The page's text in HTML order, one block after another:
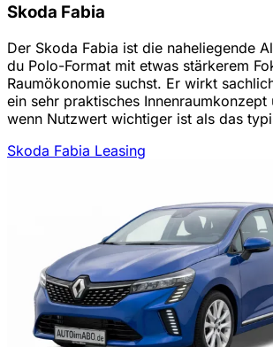
Skoda Fabia
Der Skoda Fabia ist die naheliegende
du Polo-Format mit etwas stärkerem
Raumökonomie suchst. Er wirkt
ein sehr praktisches Innenraumkonzept
wenn Nutzwert wichtiger ist als das
Skoda Fabia Leasing